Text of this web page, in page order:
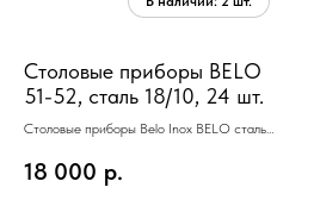
Столовые приборы BELO
51-52, сталь 18/10, 24 шт.
Столовые приборы Belo Inox BELO сталь
+ 6 чайных ложек)
18 000 р.